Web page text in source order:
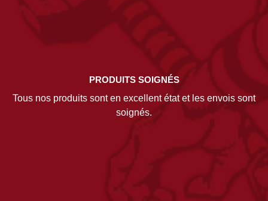
PRODUITS SOIGNÉS
Tous nos produits sont en excellent état et les envois sont
soignés.